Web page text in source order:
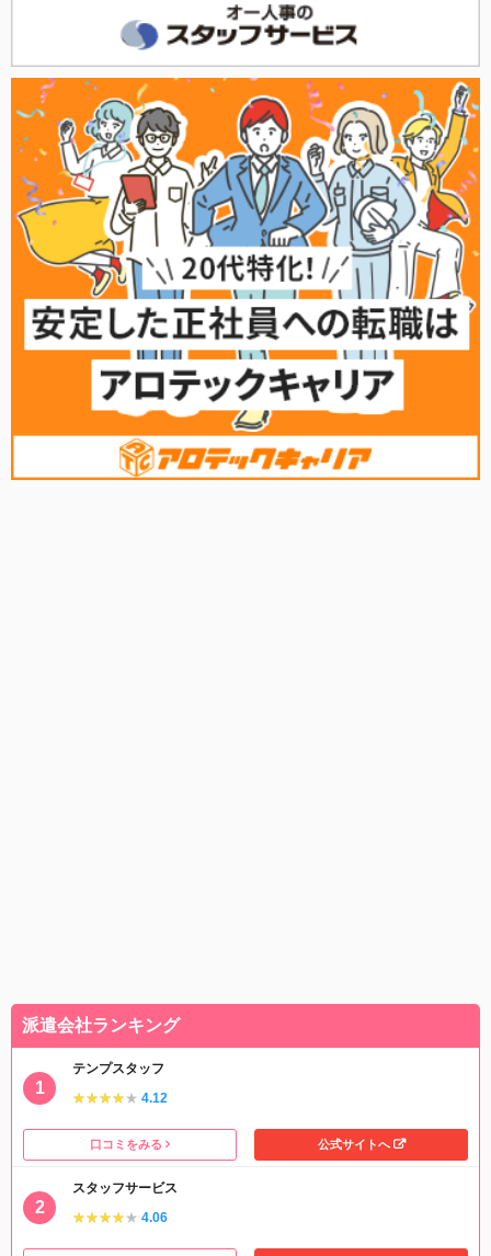
派遣会社ランキング
テンプスタッフ
★★★★★
★★★★★ 4.12
口コミをみる 公式サイトへ
スタッフサービス
★★★★★
★★★★★ 4.06